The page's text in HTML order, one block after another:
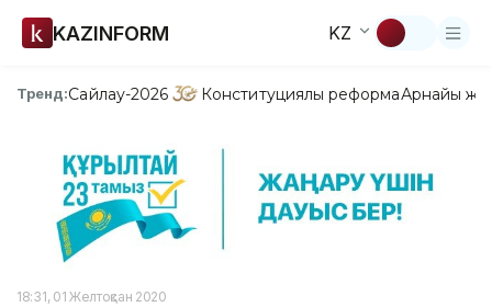
KAZINFORM KZ
Тренд:Сайлау-2026 Конституциялық реформаАрнайы
18:31, 01 Желтоқсан 2020